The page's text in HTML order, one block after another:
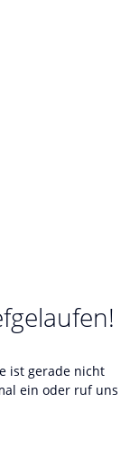
ist gerade nicht
ein oder ruf uns